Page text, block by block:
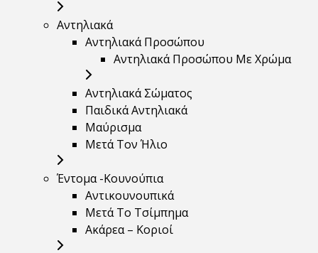
Αντηλιακά
Αντηλιακά Προσώπου
Αντηλιακά Προσώπου Με Χρώμα
Αντηλιακά Σώματος
Παιδικά Αντηλιακά
Μαύρισμα
Mετά Τον Ήλιο
Έντομα -Κουνούπια
Αντικουνουπικά
Μετά Το Τσίμπημα
Ακάρεα – Κοριοί